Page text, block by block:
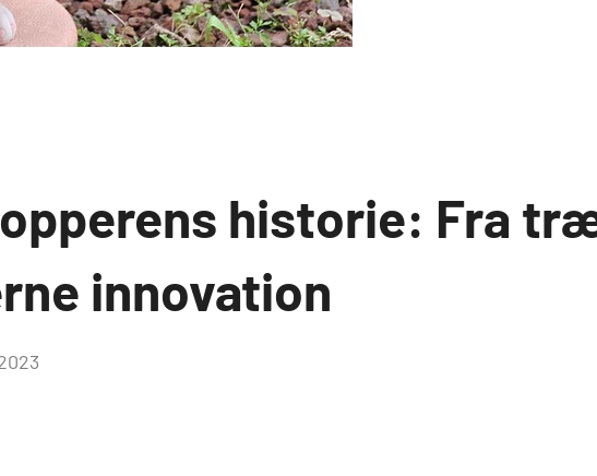
historie: Fra
innovation